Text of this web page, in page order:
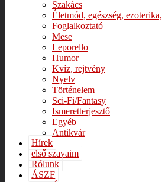
Szakács
Életmód, egészség, ezoterika,
Foglalkoztató
Mese
Leporello
Humor
Kvíz, rejtvény
Nyelv
Történelem
Sci-Fi/Fantasy
Ismeretterjesztő
Egyéb
Antikvár
Hírek
első szavaim
Rólunk
ÁSZF